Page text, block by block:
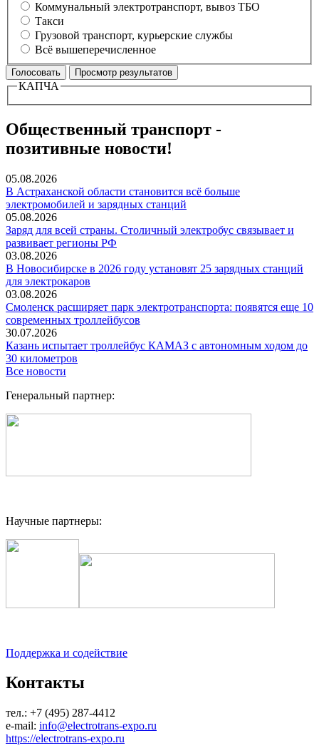
Коммунальный электротранспорт, вывоз ТБО
Такси
Грузовой транспорт, курьерские службы
Всё вышеперечисленное
КАПЧА
Общественный транспорт -
позитивные новости!
05.08.2026
В Астраханской области становится всё больше
электромобилей и зарядных станций
05.08.2026
Заряд для всей страны. Столичный электробус связывает и
развивает регионы РФ
03.08.2026
В Новосибирске в 2026 году установят 25 зарядных станций
для электрокаров
03.08.2026
Смоленск расширяет парк электротранспорта: появятся еще 10
современных троллейбусов
30.07.2026
Казань испытает троллейбус КАМАЗ с автономным ходом до
30 километров
Все новости
Генеральный партнер:
Научные партнеры:
Поддержка и содействие
Контакты
тел.: +7 (495) 287-4412
e-mail: info@electrotrans-expo.ru
https://electrotrans-expo.ru